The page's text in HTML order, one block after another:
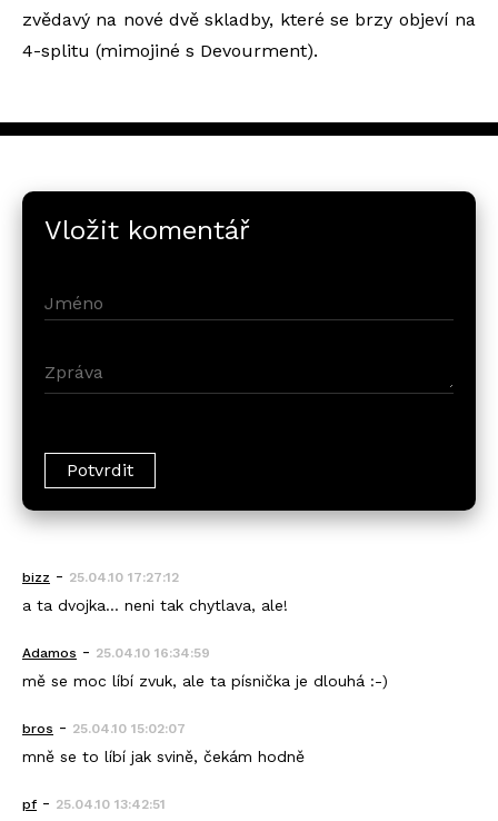
zvědavý na nové dvě skladby, které se brzy objeví na
4-splitu (mimojiné s Devourment).
Vložit komentář
bizz - 25.04.10 17:27:12
a ta dvojka... neni tak chytlava, ale!
Adamos - 25.04.10 16:34:59
mě se moc líbí zvuk, ale ta písnička je dlouhá :-)
bros - 25.04.10 15:02:07
mně se to líbí jak svině, čekám hodně
pf - 25.04.10 13:42:51